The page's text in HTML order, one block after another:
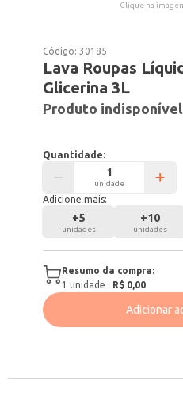
Clique na
Código:30185
Lava Roupas
Glicerina 3L
Produto indisponível
Quantidade:
unidade
Adicione mais:
+5
unidades
+10
unidades
Resumo da compra:
1 unidade · R$ 0,00
Adicionar